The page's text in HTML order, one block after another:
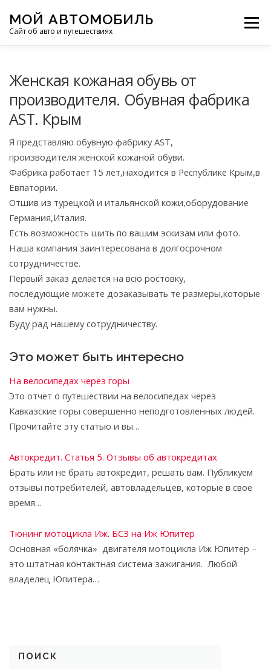
содержимому
МОЙ АВТОМОБИЛЬ
Сайт об авто и путешествиях
Меню
МОТОЦИКЛЫ
ФОТООТЧЕТЫ ОСТАЛЬНОЕ
Женская кожаная обувь от
производителя. Обувная фабрика
AST. Крым
Я представляю обувную фабрику AST,
производителя женской кожаной обуви.
Фабрика работает 15 лет,находится в Республике Крым,в
Евпатории.
Отшив из турецкой и итальянской кожи,оборудование
Германия,Италия.
Есть возможность шить по вашим эскизам или фото.
Наша компания заинтересована в долгосрочном
сотрудничестве.
Первый заказ делается на всю ростовку,
последующие можете дозаказывать те размеры,которые
вам нужны.
Буду рад нашему сотрудничеству.
Это может быть интересно
На велосипедах через горы
Это отчет о путешествии на велосипедах через
Кавказские горы совершенно неподготовленных людей.
Прочитайте эту статью и вы…
Автокредит. Статья 5. Отзывы об автокредитах
Брать или не брать автокредит, решать вам. Публикуем
отзывы потребителей, автовладельцев, которые в свое
время…
Тюнинг мотоцикла Иж. БСЗ на Иж Юпитер
Основная «болячка» двигателя мотоцикла Иж Юпитер –
это штатная контактная система зажигания. Любой
владелец Юпитера…
ПОИСК